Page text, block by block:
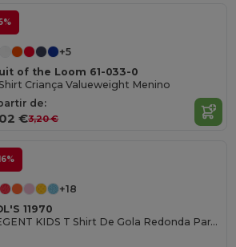
+5
of the Loom 61-033-0
Criança Valueweight Menino
de:
€3,20 €
+18
11970
REGENT KIDS T Shirt De Gola Redonda Para Criança